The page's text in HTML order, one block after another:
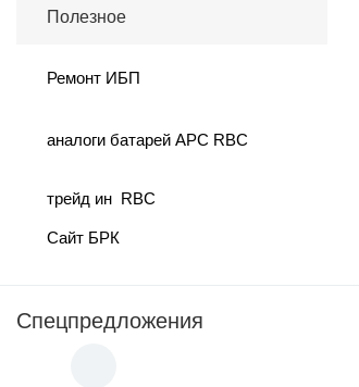
Полезное
Ремонт ИБП
аналоги батарей APC RBC
трейд ин RBC
Сайт БРК
Спецпредложения